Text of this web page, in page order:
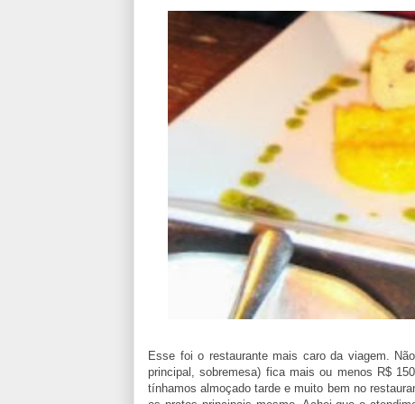
Esse foi o restaurante mais caro da viagem.
principal, sobremesa) fica mais ou menos R$
tínhamos almoçado tarde e muito bem no